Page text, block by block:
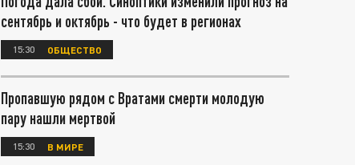
сентябрь и октябрь - что будет в регионах
15:30 ОБЩЕСТВО
Пропавшую рядом с Вратами смерти молодую
пару нашли мертвой
15:30 В МИРЕ